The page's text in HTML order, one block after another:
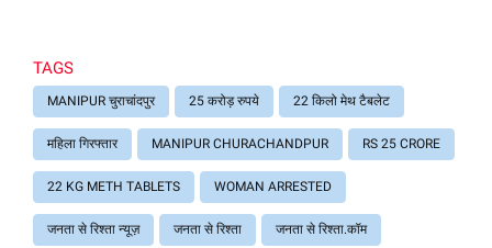
TAGS
MANIPUR चुराचांदपुर 25 करोड़ रुपये 22 किलो मेथ टैबलेट
महिला गिरफ्तार MANIPUR CHURACHANDPUR RS 25 CRORE
22 KG METH TABLETS WOMAN ARRESTED
जनता से रिश्ता न्यूज़ जनता से रिश्ता जनता से रिश्ता.कॉम